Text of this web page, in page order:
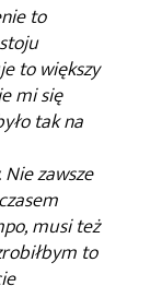
to
to większy
mi się
tak na
zawsze
musi też
to